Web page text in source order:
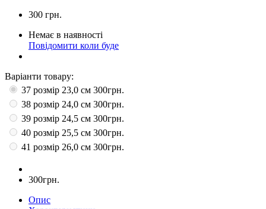
300 грн.
Немає в наявності
Повідомити коли буде
Варіанти товару:
37 розмір 23,0 см 300грн.
38 розмір 24,0 см 300грн.
39 розмір 24,5 см 300грн.
40 розмір 25,5 см 300грн.
41 розмір 26,0 см 300грн.
300грн.
Опис